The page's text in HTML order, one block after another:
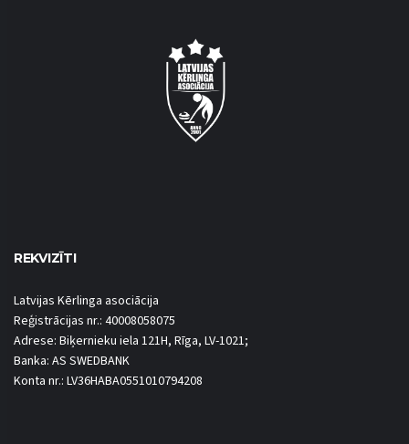
REKVIZĪTI
Latvijas Kērlinga asociācija
Reģistrācijas nr.: 40008058075
Adrese: Biķernieku iela 121H, Rīga, LV-1021;
Banka: AS SWEDBANK
Konta nr.: LV36HABA0551010794208